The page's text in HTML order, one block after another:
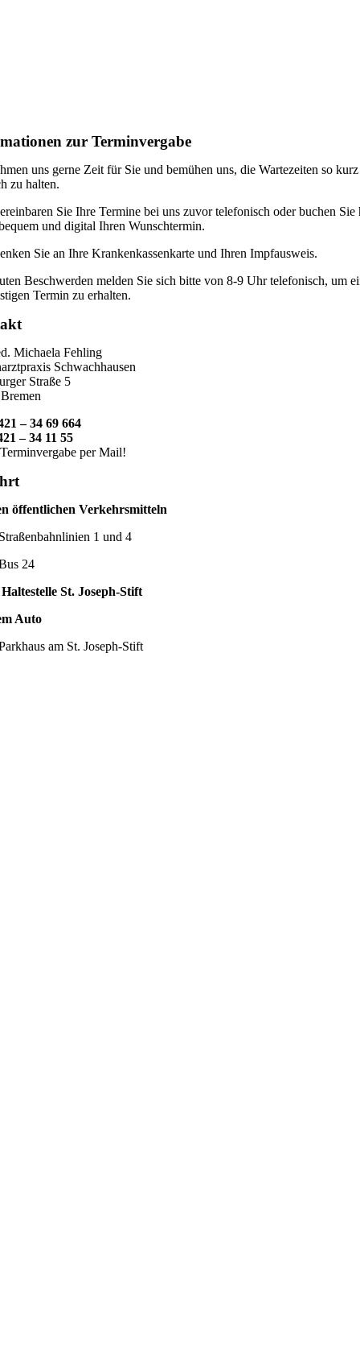
zur Terminvergabe
uns gerne Zeit für Sie und bemühen uns, die Wartezeiten so
zu halten.
Sie Ihre Termine bei uns zuvor telefonisch oder buchen Sie
und digital Ihren Wunschtermin.
Sie an Ihre Krankenkassenkarte und Ihren Impfausweis.
Beschwerden melden Sie sich bitte von 8-9 Uhr telefonisch, um
Termin zu erhalten.
Michaela Fehling
Schwachhausen
Straße 5
– 34 69 664
– 34 11 55
per Mail!
öffentlichen Verkehrsmitteln
1 und 4
24
St. Joseph-Stift
Auto
am St. Joseph-Stift